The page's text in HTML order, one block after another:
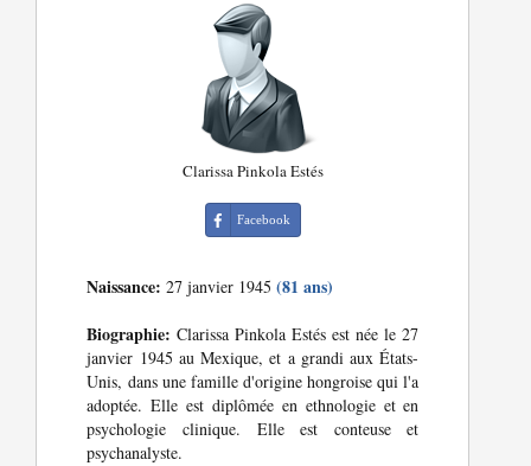
Clarissa Pinkola Estés
Facebook
Naissance: 27 janvier 1945(81 ans)
Biographie: Clarissa Pinkola Estés est née le 27
janvier 1945 au Mexique, et a grandi aux États-
Unis, dans une famille d'origine hongroise qui l'a
adoptée. Elle est diplômée en ethnologie et en
psychologie clinique. Elle est conteuse et
psychanalyste.